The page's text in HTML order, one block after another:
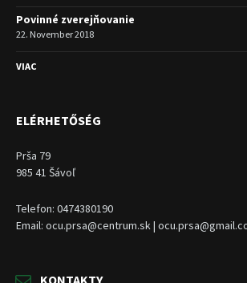
Povinné zverejňovanie
22. November 2018
VIAC
ELÉRHETŐSÉG
Prša 79
985 41 Šávoľ
Telefon: 0474380190
Email: ocu.prsa@centrum.sk |
KONTAKTY